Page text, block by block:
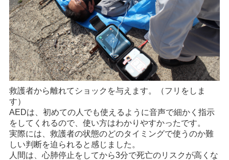
救護者から離れてショックを与えます。（フリをしま
す）
AEDは、初めての人でも使えるように音声で細かく指示
をしてくれるので、使い方はわかりやすかったです。
実際には、救護者の状態のどのタイミングで使うのか難
しい判断を迫られると感じました。
人間は、心肺停止をしてから3分で死亡のリスクが高くな